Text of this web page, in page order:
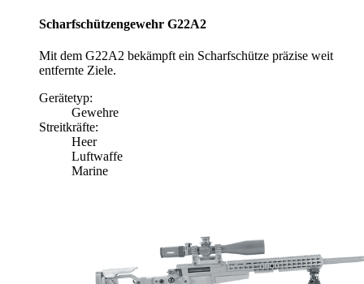
Scharfschützengewehr G22A2
Mit dem G22A2 bekämpft ein Scharfschütze präzise weit
entfernte Ziele.
Gerätetyp:
Gewehre
Streitkräfte:
Heer
Luftwaffe
Marine